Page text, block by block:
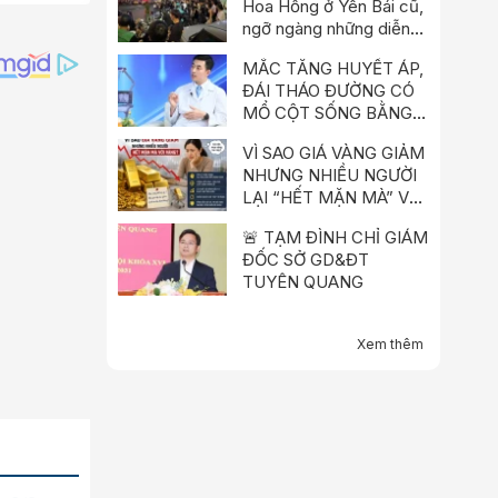
Hoa Hồng ở Yên Bái cũ,
ngỡ ngàng những diễn
MẮC TĂNG HUYẾT ÁP,
ĐÁI THÁO ĐƯỜNG CÓ
MỔ CỘT SỐNG BẰNG
VÌ SAO GIÁ VÀNG GIẢM
NHƯNG NHIỀU NGƯỜI
LẠI “HẾT MẶN MÀ” VỚI
🚨 TẠM ĐÌNH CHỈ GIÁM
ĐỐC SỞ GD&ĐT
TUYÊN QUANG
Xem thêm